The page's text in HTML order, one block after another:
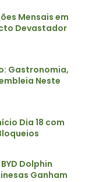
Mensais em
Devastador
Gastronomia,
Neste
Dia 18 com
Dolphin
Ganham